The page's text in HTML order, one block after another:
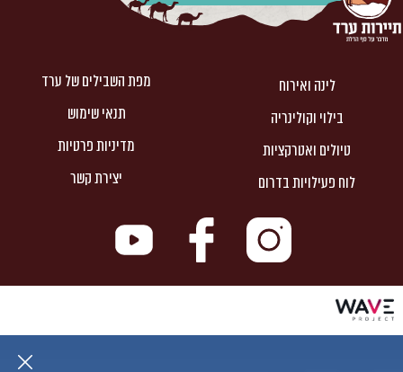
לינה ואירוח
בילוי וקולינריה
טיולים ואטרקציות
לוח פעילויות בדרום
מפת השבילים של ערד
תנאי שימוש
מדיניות פרטיות
יצירת קשר